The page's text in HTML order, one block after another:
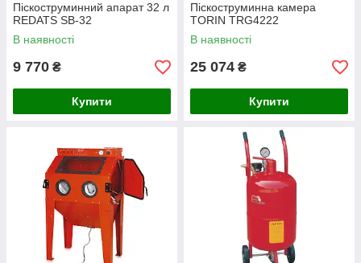
Піскоструминний апарат 32 л
REDATS SB-32
В наявності
9 770 ₴
Купити
Піскоструминна камера
TORIN TRG4222
В наявності
25 074 ₴
Купити